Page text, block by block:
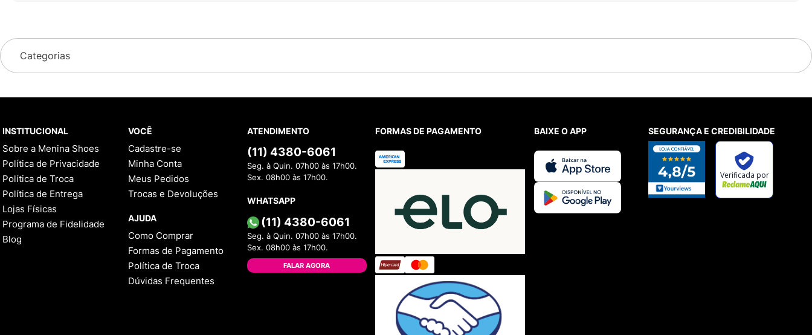
Categorias
INSTITUCIONAL
Sobre a Menina Shoes
Política de Privacidade
Política de Troca
Política de Entrega
Lojas Físicas
Programa de Fidelidade
Blog
VOCÊ
Cadastre-se
Minha Conta
Meus Pedidos
Trocas e Devoluções
AJUDA
Como Comprar
Formas de Pagamento
Política de Troca
Dúvidas Frequentes
ATENDIMENTO
(11) 4380-6061
Seg. à Quin. 07h00 às 17h00.
Sex. 08h00 às 17h00.
WHATSAPP
(11) 4380-6061
Seg. à Quin. 07h00 às 17h00.
Sex. 08h00 às 17h00.
FALAR AGORA
FORMAS DE PAGAMENTO BAIXE O APP SEGURANÇA E CREDIBILIDADE